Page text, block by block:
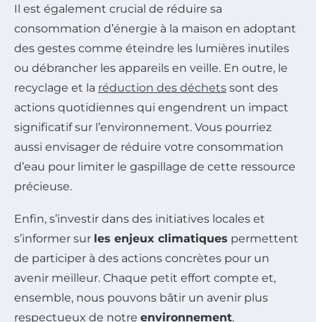
Il est également crucial de réduire sa
consommation d’énergie à la maison en adoptant
des gestes comme éteindre les lumières inutiles
ou débrancher les appareils en veille. En outre, le
recyclage et la réduction des déchets sont des
actions quotidiennes qui engendrent un impact
significatif sur l’environnement. Vous pourriez
aussi envisager de réduire votre consommation
d’eau pour limiter le gaspillage de cette ressource
précieuse.
Enfin, s’investir dans des initiatives locales et
s’informer sur les enjeux climatiques permettent
de participer à des actions concrètes pour un
avenir meilleur. Chaque petit effort compte et,
ensemble, nous pouvons bâtir un avenir plus
respectueux de notre environnement.